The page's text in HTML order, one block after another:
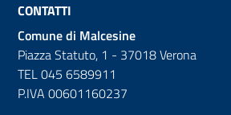
CONTATTI
Comune di Malcesine
Piazza Statuto, 1 - 37018 Verona
TEL 045 6589911
P.IVA 00601160237